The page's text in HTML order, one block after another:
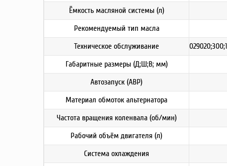
Ёмкость масляной системы (л)
Рекомендуемый тип масла
Техническое обслуживание
Габаритные размеры (Д;Ш;В; мм)
Автозапуск (АВР)
Материал обмоток альтернатора
Частота вращения коленвала (об/мин)
Рабочий объём двигателя (л)
Система охлаждения